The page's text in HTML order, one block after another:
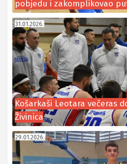
pobjedu i zakomplikovao
31.01.2026.
Košarkaši Leotara večeras
Živinica
29.01.2026.